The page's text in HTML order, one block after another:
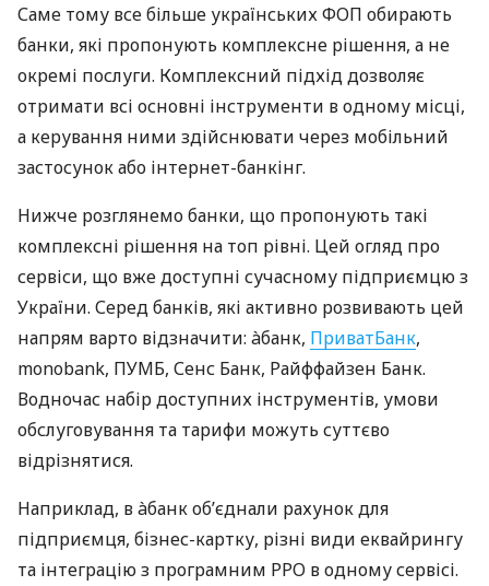
Саме тому все більше українських ФОП обирають
банки, які пропонують комплексне рішення, а не
окремі послуги. Комплексний підхід дозволяє
отримати всі основні інструменти в одному місці,
а керування ними здійснювати через мобільний
застосунок або інтернет-банкінг.
Нижче розглянемо банки, що пропонують такі
комплексні рішення на топ рівні. Цей огляд про
сервіси, що вже доступні сучасному підприємцю з
України. Серед банків, які активно розвивають цей
напрям варто відзначити: àбанк, ПриватБанк,
monobank, ПУМБ, Сенс Банк, Райффайзен Банк.
Водночас набір доступних інструментів, умови
обслуговування та тарифи можуть суттєво
відрізнятися.
Наприклад, в àбанк об’єднали рахунок для
підприємця, бізнес-картку, різні види еквайрингу
та інтеграцію з програмним РРО в одному сервісі.